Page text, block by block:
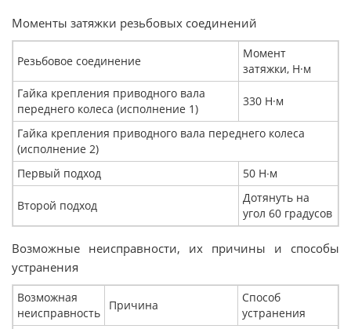
Моменты затяжки резьбовых соединений
Резьбовое соединение
Момент
затяжки, Н·м
Гайка крепления приводного вала
переднего колеса (исполнение 1)
330 Н·м
Гайка крепления приводного вала переднего колеса
(исполнение 2)
Первый подход
50 Н∙м
Второй подход
Дотянуть на
угол 60 градусов
Возможные неисправности, их причины и способы
устранения
Возможная
неисправность
Причина
Способ
устранения